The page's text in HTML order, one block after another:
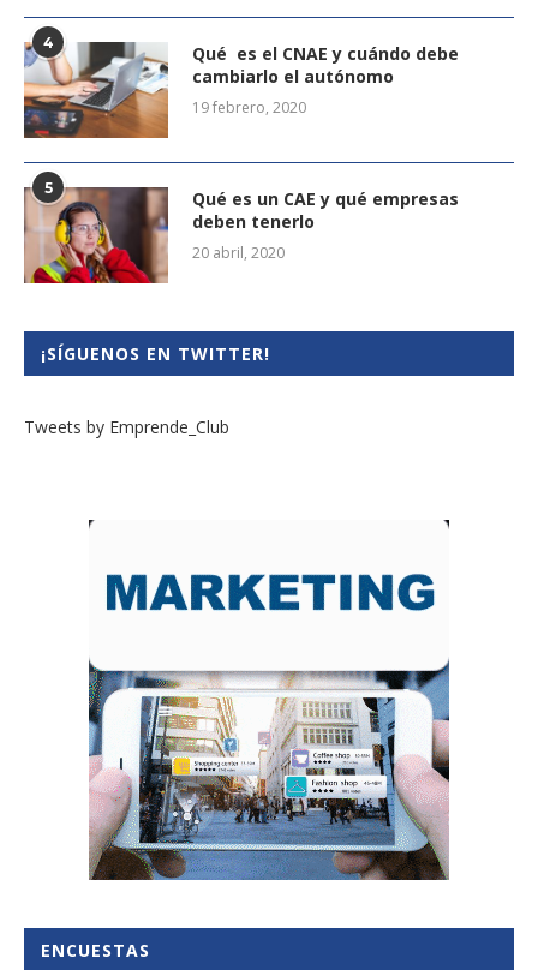
4
Qué es el CNAE y cuándo debe
cambiarlo el autónomo
19 febrero, 2020
5
Qué es un CAE y qué empresas
deben tenerlo
20 abril, 2020
¡SÍGUENOS EN TWITTER!
Tweets by Emprende_Club
ENCUESTAS